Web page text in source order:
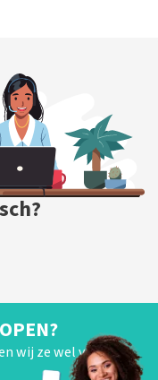
wij ze wel van je!